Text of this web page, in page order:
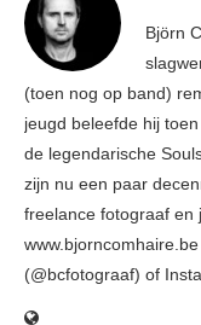
Björn
(toen nog op band)
jeugd beleefde hij
de legendarische
zijn nu een paar
freelance fotograaf en
(@bcfotograaf) of